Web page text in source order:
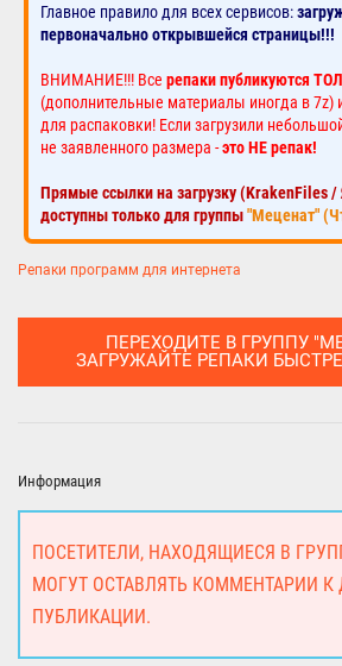
Главное правило для всех сервисов:
первоначально открывшейся страницы!!!
ВНИМАНИЕ!!! Все репаки публикуются
(дополнительные материалы иногда в 7z)
для распаковки! Если загрузили
не заявленного размера -это НЕ репак!
Прямые ссылки на загрузку (KrakenFiles /
доступны только для группы"Меценат"
Репаки программ для интернета
ПЕРЕХОДИТЕ В ГРУППУ
ЗАГРУЖАЙТЕ РЕПАКИ
Информация
ПОСЕТИТЕЛИ, НАХОДЯЩИЕСЯ В
МОГУТ ОСТАВЛЯТЬ КОММЕНТАРИИ К
ПУБЛИКАЦИИ.